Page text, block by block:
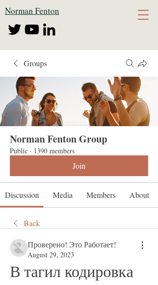
Norman Fenton
Groups
Norman Fenton Group
Public · 1390 members
Join
Discussion Media Members About
Back
Проверено! Это Работает!
August 29, 2023
В тагил кодировка